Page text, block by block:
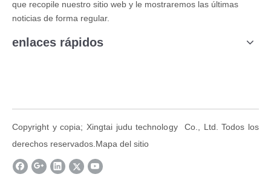
que recopile nuestro sitio web y le mostraremos las últimas
noticias de forma regular.
enlaces rápidos
Copyright y copia; Xingtai judu technology Co., Ltd. Todos los
derechos reservados. Mapa del sitio